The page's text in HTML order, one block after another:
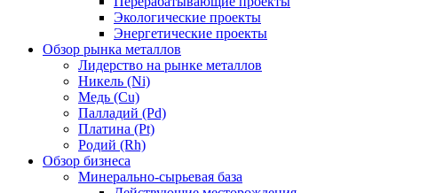
Экологические проекты
Энергетические проекты
Обзор рынка металлов
Лидерство на рынке металлов
Никель (Ni)
Медь (Cu)
Палладий (Pd)
Платина (Pt)
Родий (Rh)
Обзор бизнеса
Минерально-сырьевая база